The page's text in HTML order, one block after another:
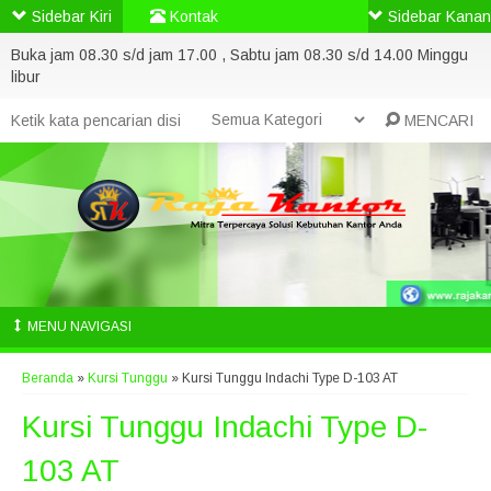
Buka jam 08.30 s/d jam 17.00 , Sabtu jam 08.30 s/d 14.00 Minggu
libur
MENCARI
MENU NAVIGASI
Beranda » Kursi Tunggu » Kursi Tunggu Indachi Type D-103 AT
Kursi Tunggu Indachi Type D-
103 AT
Sidebar Kiri Kontak Sidebar Kanan